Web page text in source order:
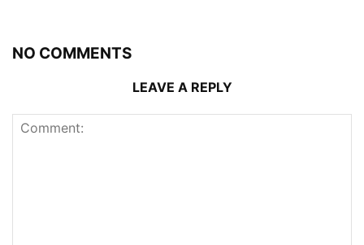
NO COMMENTS
LEAVE A REPLY